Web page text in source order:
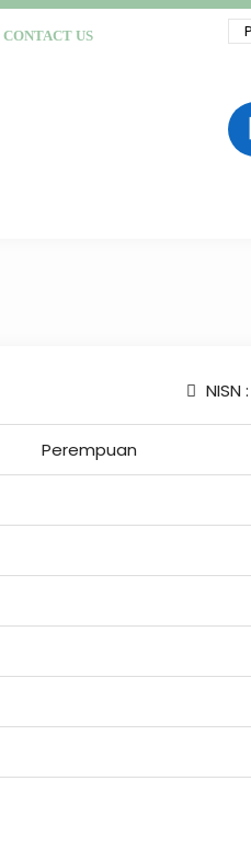
CONTACT US
NISN :
Perempuan